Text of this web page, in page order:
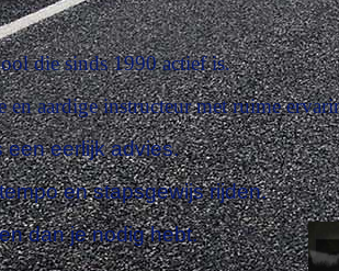
die sinds 1990 actief is.
en aardige instructeurmet ruime
een eerlijk advies.
en stapsgewijs rijden.
dan je nodig hebt.